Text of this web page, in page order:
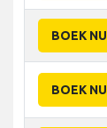
BOEK NU
BOEK NU